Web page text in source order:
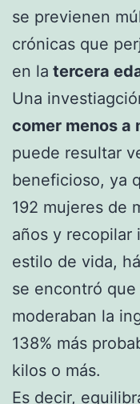
se previenen
crónicas que
en la tercera
Una
comer menos a
puede resultar
beneficioso, ya
192 mujeres de
años y recopilar
estilo de vida,
se encontró
moderaban la
138% más
kilos o más.
Es decir,